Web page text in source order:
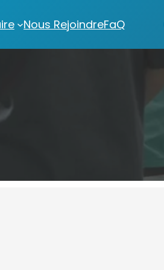
Nous RejoindreFaQ